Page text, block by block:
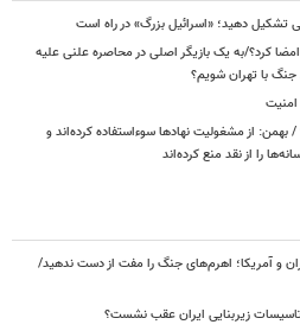
تشکیل دهید؛ «اسرائیل بزرگ» در راه است
کرد؟/به یک بازیگر اصلی در محاصره علنی علیه
جنگ با تهران شویم؟
از مشغولیت نهادها سوءاستفاده کرده‌اند و
را از نقد منع کرده‌اند
و آمریکا؛ اهرم‌های جنگ را مفت از دست ندهید/
زیربنایی ایران عقب نشست؟